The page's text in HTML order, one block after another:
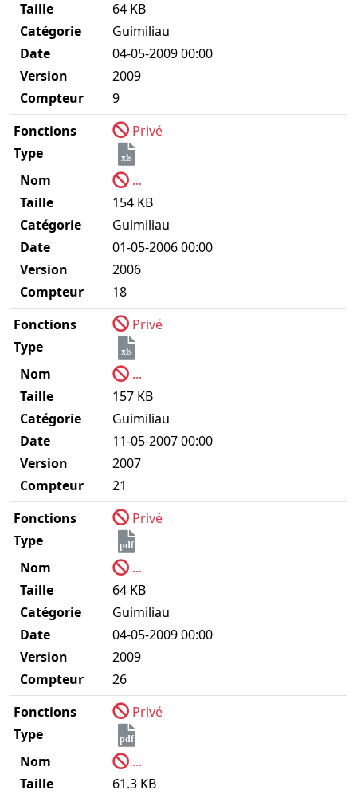
Taille
64 KB
Catégorie
Guimiliau
Date
04-05-2009 00:00
Version
2009
Compteur
9
Fonctions
Privé
Type
xls
Nom
...
Taille
154 KB
Catégorie
Guimiliau
Date
01-05-2006 00:00
Version
2006
Compteur
18
Fonctions
Privé
Type
xls
Nom
...
Taille
157 KB
Catégorie
Guimiliau
Date
11-05-2007 00:00
Version
2007
Compteur
21
Fonctions
Privé
Type
pdf
Nom
...
Taille
64 KB
Catégorie
Guimiliau
Date
04-05-2009 00:00
Version
2009
Compteur
26
Fonctions
Privé
Type
pdf
Nom
...
Taille
61.3 KB